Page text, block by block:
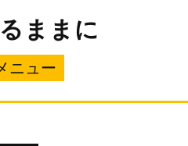
ままに
ニュー
ニ